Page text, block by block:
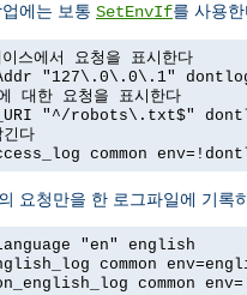
에는 보통 SetEnvIf를 사용
스에서 요청을 표시한다
"127\.0\.0\.1"
한 요청을 표시한다
"^/robots\.txt$"
다
common
요청만을 한 로그파일에 기록
"en" english
common
common